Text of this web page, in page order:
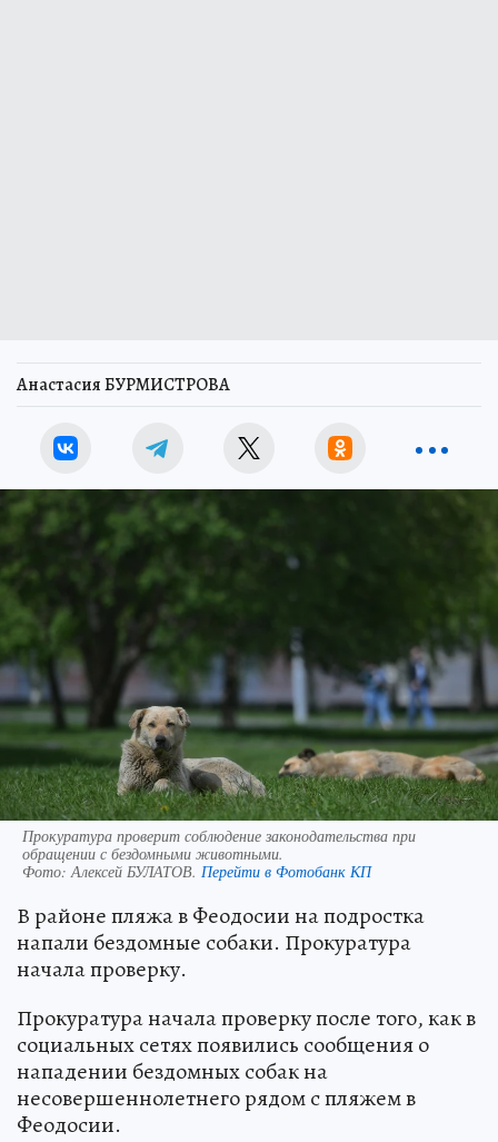
Анастасия БУРМИСТРОВА
Прокуратура проверит соблюдение законодательства при
обращении с бездомными животными.
Фото: Алексей БУЛАТОВ. Перейти в Фотобанк КП
В районе пляжа в Феодосии на подростка
напали бездомные собаки. Прокуратура
начала проверку.
Прокуратура начала проверку после того, как в
социальных сетях появились сообщения о
нападении бездомных собак на
несовершеннолетнего рядом с пляжем в
Феодосии.